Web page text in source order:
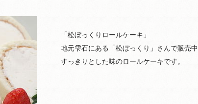
「松ぼっくりロールケーキ」
地元雫石にある「松ぼっくり」さんで販売中
すっきりとした味のロールケーキです。